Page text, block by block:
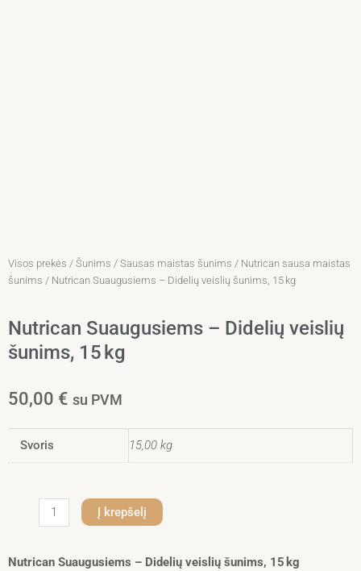
Visos prekės / Šunims / Sausas maistas šunims / Nutrican sausa maistas
šunims / Nutrican Suaugusiems – Didelių veislių šunims, 15 kg
Nutrican Suaugusiems – Didelių veislių
šunims, 15 kg
50,00 € su PVM
Svoris 15,00 kg
produkto
Suaugusiems
Į krepšelį
Nutrican Suaugusiems – Didelių veislių šunims, 15 kg